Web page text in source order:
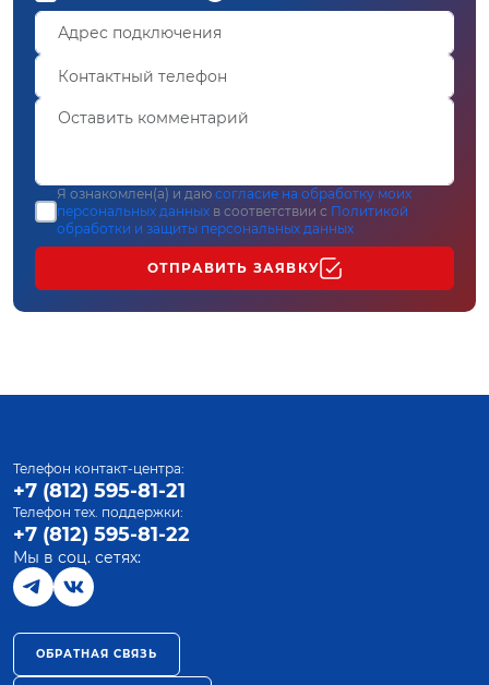
Я ознакомлен(а) и даю согласие на обработку моих
персональных данных в соответствии с Политикой
обработки и защиты персональных данных
ОТПРАВИТЬ ЗАЯВКУ
Телефон контакт-центра:
+7 (812) 595-81-21
Телефон тех. поддержки:
+7 (812) 595-81-22
Мы в соц. сетях:
ОБРАТНАЯ СВЯЗЬ